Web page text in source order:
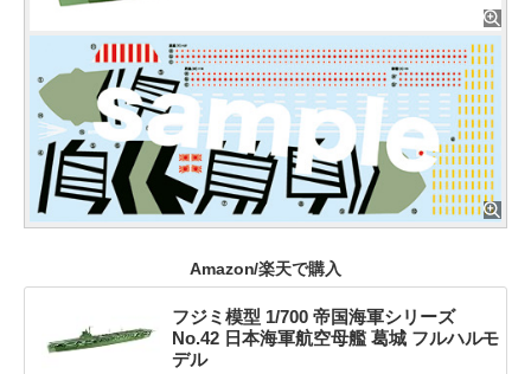
Amazon/楽天で購入
フジミ模型 1/700 帝国海軍シリーズ
No.42 日本海軍航空母艦 葛城 フルハルモ
デル